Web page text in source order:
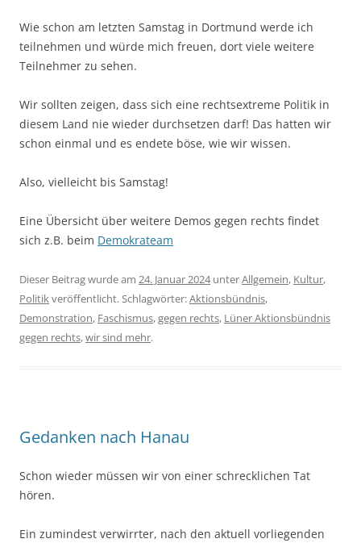
Wie schon am letzten Samstag in Dortmund werde ich
teilnehmen und würde mich freuen, dort viele weitere
Teilnehmer zu sehen.
Wir sollten zeigen, dass sich eine rechtsextreme Politik in
diesem Land nie wieder durchsetzen darf! Das hatten wir
schon einmal und es endete böse, wie wir wissen.
Also, vielleicht bis Samstag!
Eine Übersicht über weitere Demos gegen rechts findet
sich z.B. beim Demokrateam
Dieser Beitrag wurde am 24. Januar 2024unterAllgemein, Kultur,
Politikveröffentlicht. Schlagwörter:Aktionsbündnis,
Demonstration, Faschismus,gegen rechts, Lüner Aktionsbündnis
gegen rechts,wir sind mehr.
Gedanken nach Hanau
Schon wieder müssen wir von einer schrecklichen Tat
hören.
Ein zumindest verwirrter, nach den aktuell vorliegenden